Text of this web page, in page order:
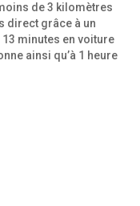
de 3 kilomètres
direct grâce à un
minutes en voiture
ainsi qu’à 1 heure